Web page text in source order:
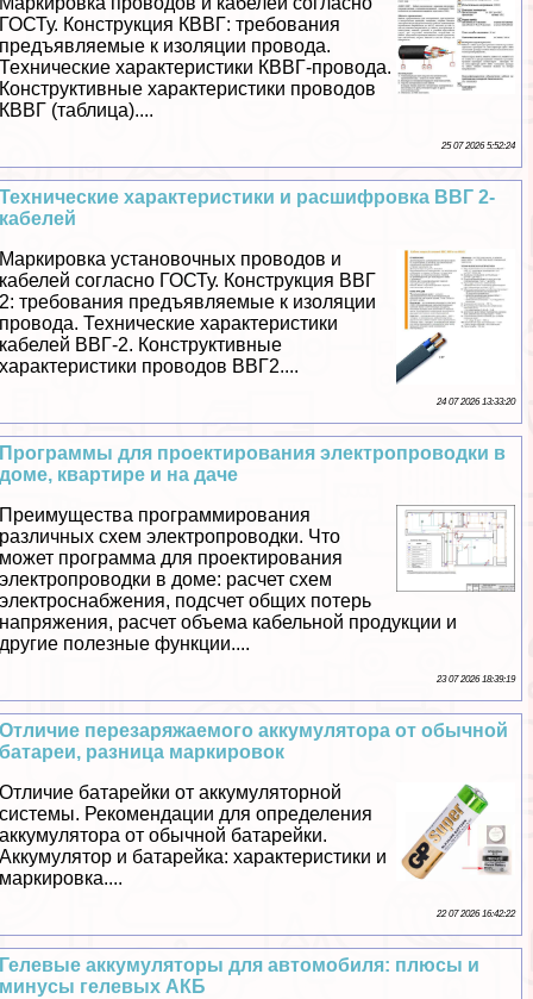
ГОСТу. Конструкция КВВГ: требования
предъявляемые к изоляции провода.
Технические хаpaктеристики КВВГ-провода.
Конструктивные хаpaктеристики проводов
КВВГ (таблица)....
25 07 2026 5:52:24
Технические хаpaктеристики и расшифровка ВВГ 2-
кабелей
Маркировка установочных проводов и
кабелей согласно ГОСТу. Конструкция ВВГ
2: требования предъявляемые к изоляции
провода. Технические хаpaктеристики
кабелей ВВГ-2. Конструктивные
хаpaктеристики проводов ВВГ2....
24 07 2026 13:33:20
Программы для проектирования электропроводки в
доме, квартире и на даче
Преимущества программирования
различных схем электропроводки. Что
может программа для проектирования
электропроводки в доме: расчет схем
электроснабжения, подсчет общих потерь
напряжения, расчет объема кабельной продукции и
другие полезные функции....
23 07 2026 18:39:19
Отличие перезаряжаемого аккумулятора от обычной
батареи, разница маркировок
Отличие батарейки от аккумуляторной
системы. Рекомендации для определения
аккумулятора от обычной батарейки.
Аккумулятор и батарейка: хаpaктеристики и
маркировка....
22 07 2026 16:42:22
Гелевые аккумуляторы для автомобиля: плюсы и
минусы гелевых АКБ